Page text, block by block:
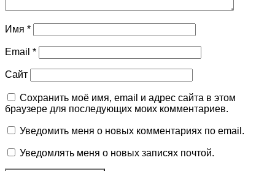
Имя *
Email *
Сайт
Сохранить моё имя, email и адрес сайта в этом
браузере для последующих моих комментариев.
Уведомить меня о новых комментариях по email.
Уведомлять меня о новых записях почтой.